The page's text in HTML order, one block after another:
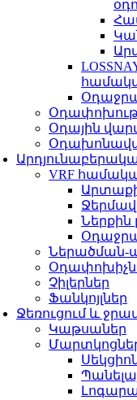
Օդային
VRF
Ներքին
Ներածման-
Չիլերներ
Ֆանկոյլներ
Ջեռուցում և
Կաթսաներ